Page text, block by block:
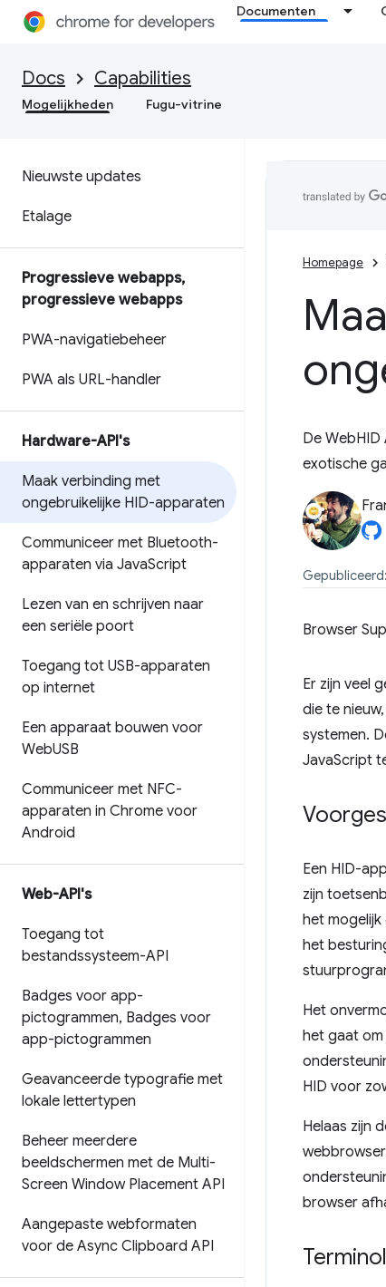
Documenten
Docs Capabilities
Mogelijkheden Fugu-vitrine
Nieuwste updates
Etalage
Progressieve webapps,
progressieve webapps
PWA-navigatiebeheer
PWA als URL-handler
Hardware-API's
Maak verbinding met
ongebruikelijke HID-apparaten
Communiceer met Bluetooth-
apparaten via JavaScript
Lezen van en schrijven naar
een seriële poort
Toegang tot USB-apparaten
op internet
Een apparaat bouwen voor
WebUSB
Communiceer met NFC-
apparaten in Chrome voor
Android
Web-API's
Toegang tot
bestandssysteem-API
Badges voor app-
pictogrammen, Badges voor
app-pictogrammen
Geavanceerde typografie met
lokale lettertypen
Beheer meerdere
beeldschermen met de Multi-
Screen Window Placement API
Aangepaste webformaten
voor de Async Clipboard API
Homepage
De
exotische
Browser
Er zijn veel
die te
systemen.
JavaScript
Een HID-
zijn
het
het
Het
het gaat
HID voor
Helaas zijn
browser